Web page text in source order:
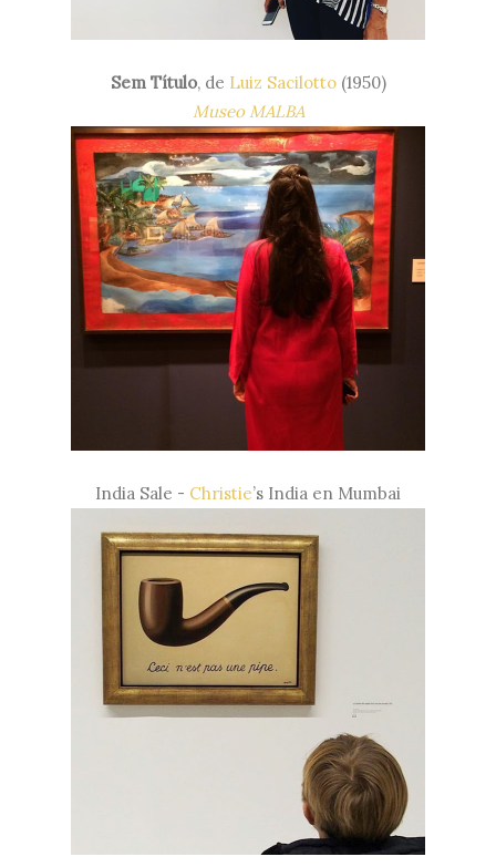
Sem Título, de Luiz Sacilotto(1950)
Museo MALBA
India Sale - Christie’s India en Mumbai